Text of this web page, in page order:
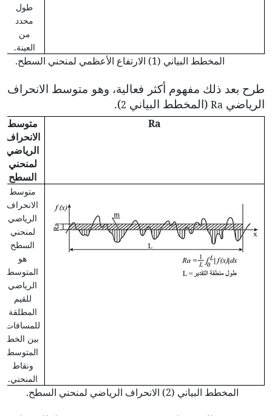
طول
محدد
من
العينة.
المخطط البياني (1) الارتفاع الأعظمي لمنحني السطح.
طرح بعد ذلك مفهوم أكثر فعالية، وهو متوسط الانحراف
الرياضي Ra (المخطط البياني 2
).
Ra
متوسط
الانحراف
الرياضي
لمنحني
السطح
متوسط
الانحراف
الرياضي
لمنحني
السطح
هو
المتوسط
الرياضي
للقيم
المطلقة
للمسافات
بين الخط
المتوسط
ونقاط
المنحني.
المخطط البياني (2) الانحراف الرياضي لمنحني السطح.